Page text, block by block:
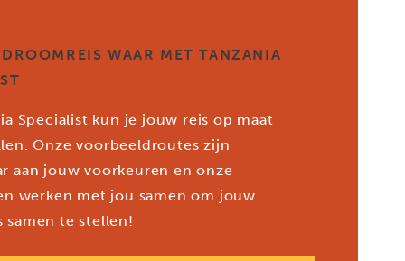
WAAR MET TANZANIA
Specialist kun je jouw reis op maat
Onze voorbeeldroutes zijn
aan jouw voorkeuren en onze
werken met jou samen om jouw
samen te stellen!